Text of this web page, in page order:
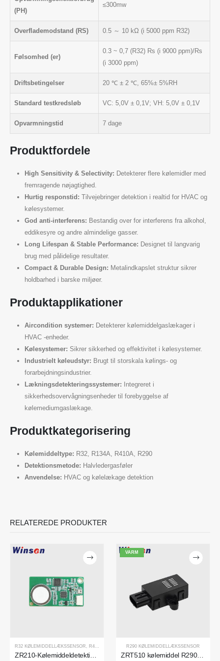
(PH)
≤300mw
Overflademodstand (RS) 0.5 ～ 10 kΩ (i 5000 ppm R32)
Følsomhed (er)
0.3 ~ 0,7 (R32) Rs (i 9000 ppm)/Rs
(i 3000 ppm)
Driftsbetingelser 20 ℃ ± 2 ℃, 65%± 5%RH
Standard testkredsløb VC: 5,0V ± 0,1V; VH: 5,0V ± 0,1V
Opvarmningstid 7 dage
Produktfordele
High Sensitivity & Selectivity: Detekterer flere kølemidler med
fremragende nøjagtighed.
Hurtig responstid: Tilvejebringer detektion i realtid for HVAC og
kølesystemer.
God anti-interferens: Bestandig over for interferens fra alkohol,
eddikesyre og andre almindelige gasser.
Long Lifespan & Stable Performance: Designet til langvarig
brug med pålidelige resultater.
Compact & Durable Design: Metalindkapslet struktur sikrer
holdbarhed i barske miljøer.
Produktapplikationer
Aircondition systemer: Detekterer kølemiddelgaslækager i
HVAC -enheder.
Kølesystemer: Sikrer sikkerhed og effektivitet i kølesystemer.
Industrielt køleudstyr: Brugt til storskala kølings- og
forarbejdningsindustrier.
Lækningsdetekteringssystemer: Integreret i
sikkerhedsovervågningsenheder til forebyggelse af
kølemediumgaslækage.
Produktkategorisering
Kølemiddeltype: R32, R134A, R410A, R290
Detektionsmetode: Halvledergasføler
Anvendelse: HVAC og kølelækage detektion
RELATEREDE PRODUKTER
R32 KØLEMIDDELLÆKSSENSOR , R454B KØLEMIDDELLÆKSSENSOR
VARM
R290 KØLEMIDDELLÆKSSENSOR
ZRT510 kølemiddel R290 sensormodul-højtydende NDIR-kølemiddelføler
Adresse: No.299 Jinsuo Road, National High-Tech Zone, Zhengzhou
0086-371-67169097
WeChat: 18569903598